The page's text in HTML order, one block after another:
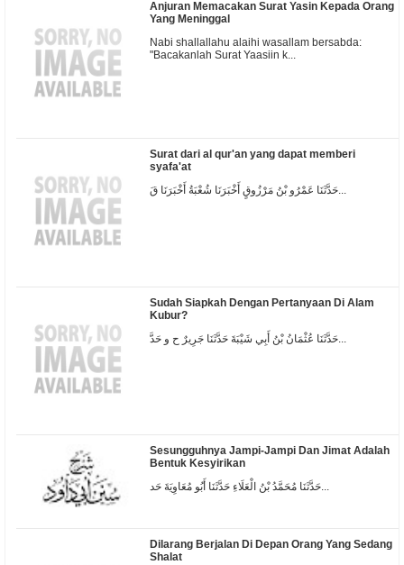
Anjuran Memacakan Surat Yasin Kepada Orang
Yang Meninggal
Nabi shallallahu alaihi wasallam bersabda:
"Bacakanlah Surat Yaasiin k...
Surat dari al qur'an yang dapat memberi
syafa'at
حَدَّثَنَا عَمْرُو بْنُ مَرْزُوقٍ أَخْبَرَنَا شُعْبَةُ أَخْبَرَنَا قَ...
Sudah Siapkah Dengan Pertanyaan Di Alam
Kubur?
حَدَّثَنَا عُثْمَانُ بْنُ أَبِي شَيْبَةَ حَدَّثَنَا جَرِيرٌ ح و حَدَّ...
Sesungguhnya Jampi-Jampi Dan Jimat Adalah
Bentuk Kesyirikan
حَدَّثَنَا مُحَمَّدُ بْنُ الْعَلَاءِ حَدَّثَنَا أَبُو مُعَاوِيَةَ حَد...
Dilarang Berjalan Di Depan Orang Yang Sedang
Shalat